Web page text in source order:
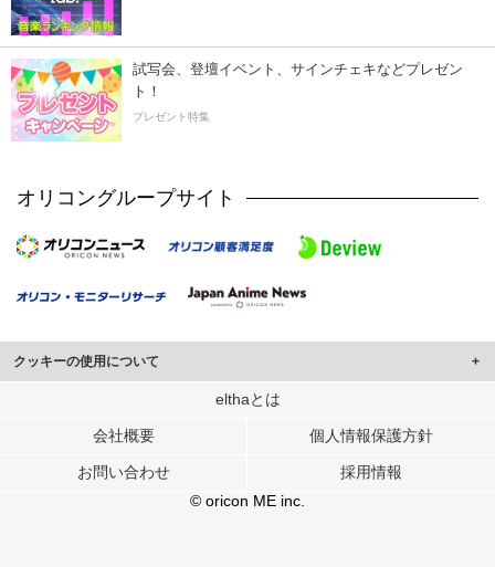
試写会、登壇イベント、サインチェキなどプレゼン
ト！
プレゼント特集
オリコングループサイト
クッキーの使用について
このサイトでは Cookie を使用して、ユーザーに合わせたコンテンツや広告の
行っています。
メディアや広告配信、データ解析の各パートナーに提供しています。
各パートナーは、この情報とユーザーが各パートナーに提供した他の情報や、
ユーザーが各パートナーのサービスを使用したときに収集した他の情報を組み
elthaとは
会社概要 個人情報保護方針
お問い合わせ
採用情報
© oricon ME inc.